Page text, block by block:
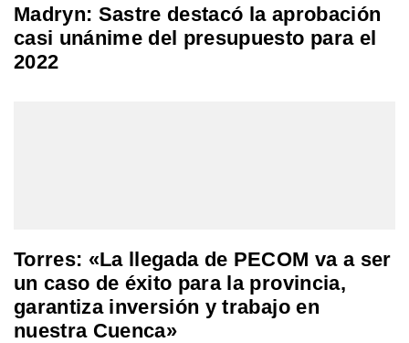
Madryn: Sastre destacó la aprobación
casi unánime del presupuesto para el
2022
Torres: «La llegada de PECOM va a ser
un caso de éxito para la provincia,
garantiza inversión y trabajo en
nuestra Cuenca»